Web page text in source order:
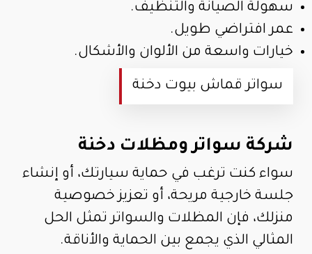
سهولة الصيانة والتنظيف.
عمر افتراضي طويل.
خيارات واسعة من الألوان والأشكال.
سواتر قماش بيوت دخنة
شركة سواتر ومظلات دخنة
سواء كنت ترغب في حماية سيارتك، أو إنشاء
جلسة خارجية مريحة، أو تعزيز خصوصية
منزلك، فإن المظلات والسواتر تمثل الحل
المثالي الذي يجمع بين الحماية والأناقة.